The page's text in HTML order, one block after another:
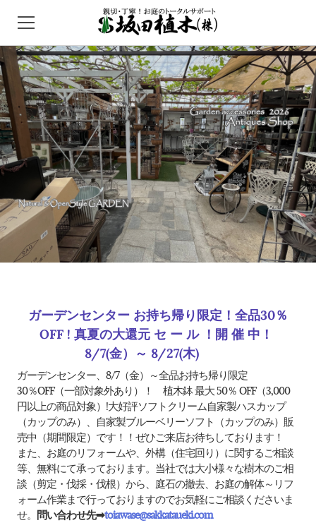
ガーデンセンター お持ち帰り限定！全品30％
OFF ! 真夏の大還元 セ ー ル ！開 催 中！
8/7(金）～ 8/27(木)
ガーデンセンター、8/7（金）～全品お持ち帰り限定
30％OFF（一部対象外あり）！ 植木鉢 最大 50％ OFF（3,000
円以上の商品対象）!大好評ソフトクリーム自家製ハスカップ
（カップのみ）、自家製ブルーベリーソフト（カップのみ）販
売中（期間限定）です！ ！ぜひご来店お待ちしております！
また、お庭のリフォームや、外構（住宅回り）に関するご相談
等、無料にて承っております。当社では大小様々な樹木のご相
談（剪定・伐採・伐根）から、庭石の撤去、お庭の解体～リフ
ォーム作業まで行っておりますのでお気軽にご相談くださいま
せ。 問い合わせ先➡toiawase@sakkataueki.com
HOME
ガーデンセンター
外構/エクステリア
インフォメーション
問い合わせ
アクセス